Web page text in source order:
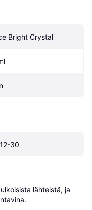
Bright Crystal
30
lähteistä, ja